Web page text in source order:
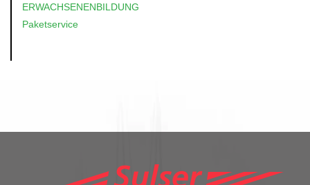
ERWACHSENENBILDUNG
Paketservice